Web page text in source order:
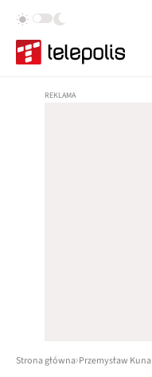
Strona główna Przemysław Kuna